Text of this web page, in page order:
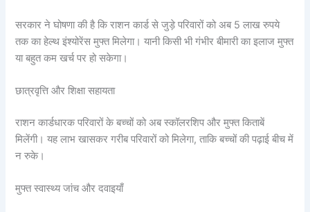
सरकार ने घोषणा की है कि राशन कार्ड से जुड़े परिवारों को अब 5 लाख रुपये
तक का हेल्थ इंश्योरेंस मुफ्त मिलेगा। यानी किसी भी गंभीर बीमारी का इलाज मुफ्त
या बहुत कम खर्च पर हो सकेगा।
छात्रवृत्ति और शिक्षा सहायता
राशन कार्डधारक परिवारों के बच्चों को अब स्कॉलरशिप और मुफ्त किताबें
मिलेंगी। यह लाभ खासकर गरीब परिवारों को मिलेगा, ताकि बच्चों की पढ़ाई बीच में
न रुके।
मुफ्त स्वास्थ्य जांच और दवाइयाँ